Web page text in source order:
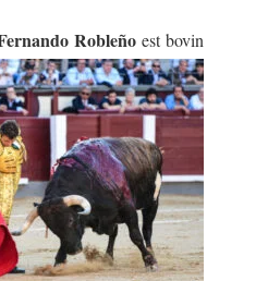
Robleñoest bovin